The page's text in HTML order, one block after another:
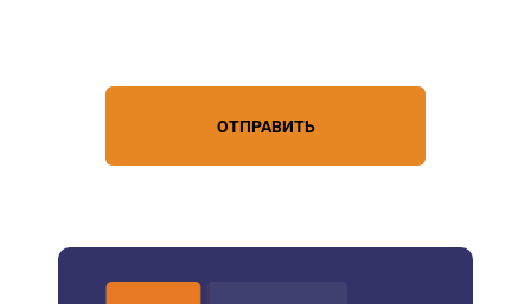
ОТПРАВИТЬ